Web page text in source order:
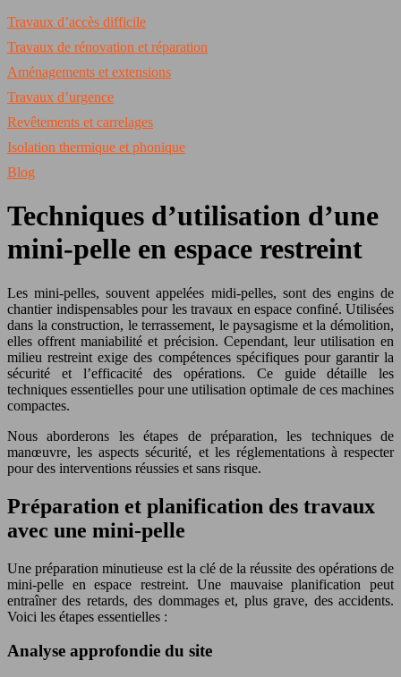
Travaux d’accès difficile
Travaux de rénovation et réparation
Aménagements et extensions
Travaux d’urgence
Revêtements et carrelages
Isolation thermique et phonique
Blog
Techniques d’utilisation d’une
mini-pelle en espace restreint
Les mini-pelles, souvent appelées midi-pelles, sont des engins de
chantier indispensables pour les travaux en espace confiné. Utilisées
dans la construction, le terrassement, le paysagisme et la démolition,
elles offrent maniabilité et précision. Cependant, leur utilisation en
milieu restreint exige des compétences spécifiques pour garantir la
sécurité et l’efficacité des opérations. Ce guide détaille les
techniques essentielles pour une utilisation optimale de ces machines
compactes.
Nous aborderons les étapes de préparation, les techniques de
manœuvre, les aspects sécurité, et les réglementations à respecter
pour des interventions réussies et sans risque.
Préparation et planification des travaux
avec une mini-pelle
Une préparation minutieuse est la clé de la réussite des opérations de
mini-pelle en espace restreint. Une mauvaise planification peut
entraîner des retards, des dommages et, plus grave, des accidents.
Voici les étapes essentielles :
Analyse approfondie du site